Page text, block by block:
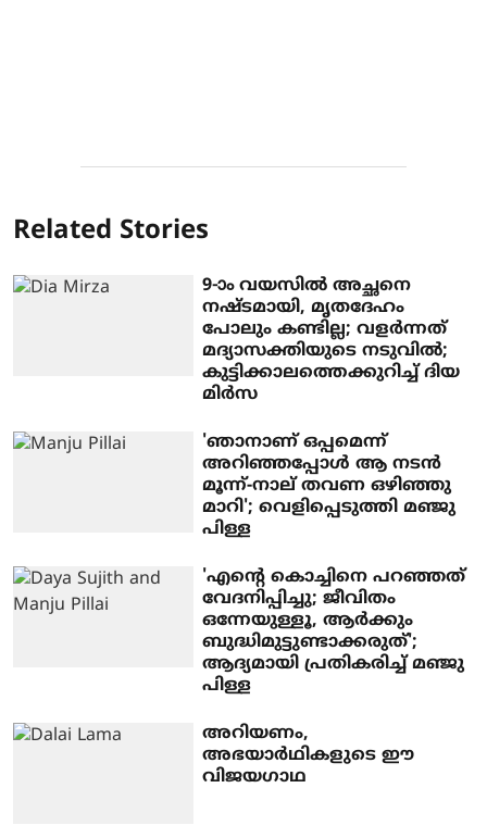
Related Stories
9-ാം വയസില്‍ അച്ഛനെ
നഷ്ടമായി, മൃതദേഹം
പോലും കണ്ടില്ല; വളര്‍ന്നത്
മദ്യാസക്തിയുടെ നടുവില്‍;
കുട്ടിക്കാലത്തെക്കുറിച്ച് ദിയ
മിര്‍സ
'ഞാനാണ് ഒപ്പമെന്ന്
അറിഞ്ഞപ്പോള്‍ ആ നടന്‍
മൂന്ന്-നാല് തവണ ഒഴിഞ്ഞു
മാറി'; വെളിപ്പെടുത്തി മഞ്ജു
പിള്ള
'എന്റെ കൊച്ചിനെ പറഞ്ഞത്
വേദനിപ്പിച്ചു; ജീവിതം
ഒന്നേയുള്ളൂ, ആര്‍ക്കും
ബുദ്ധിമുട്ടുണ്ടാക്കരുത്';
ആദ്യമായി പ്രതികരിച്ച് മഞ്ജു
പിള്ള
അറിയണം,
അഭയാര്‍ഥികളുടെ ഈ
വിജയഗാഥ